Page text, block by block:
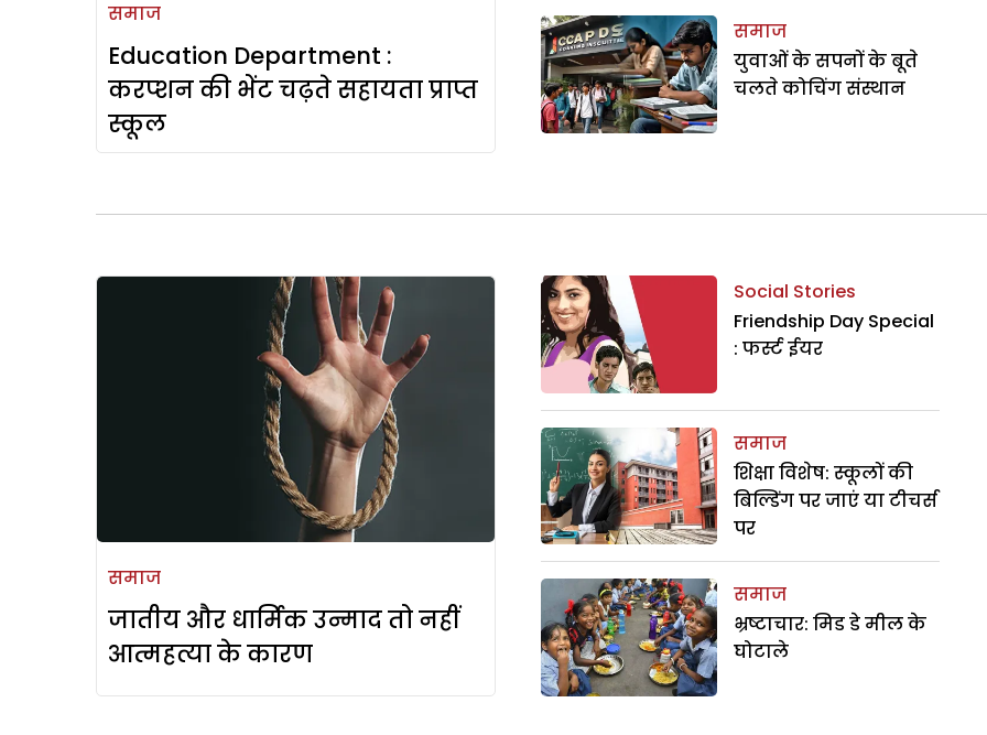
समाज
Education Department :
करप्शन की भेंट चढ़ते सहायता प्राप्त
स्कूल
समाज
युवाओं के सपनों के बूते
चलते कोचिंग संस्थान
समाज
जातीय और धार्मिक उन्माद तो नहीं
आत्महत्या के कारण
Social Stories
Friendship Day Special
: फर्स्ट ईयर
समाज
शिक्षा विशेष: स्कूलों की
बिल्डिंग पर जाएं या टीचर्स
पर
समाज
भ्रष्टाचार: मिड डे मील के
घोटाले